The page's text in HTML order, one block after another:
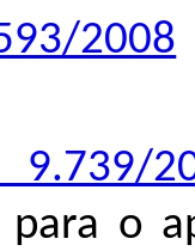
2008
para o